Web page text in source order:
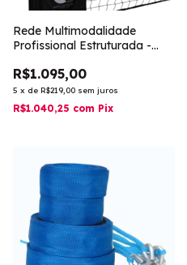
Rede Multimodalidade
Profissional Estruturada -
R$1.095,00
5 x de R$219,00 sem juros
R$1.040,25 com Pix